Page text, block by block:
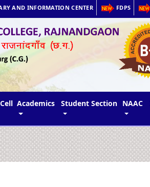
AND INFORMATION CENTER FDPS
Academics Student Section NAAC